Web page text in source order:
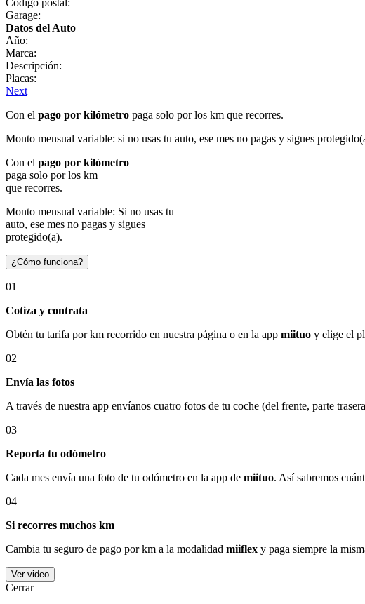
Garage:
Datos del Auto
Año:
Marca:
Descripción:
Placas:
Next
Con el pago por kilómetro paga solo por los km que recorres.
Monto mensual variable: si no usas tu auto, ese mes no pagas y sigues
Con el pago por kilómetro
paga solo por los km
que recorres.
Monto mensual variable: Si no usas tu
auto, ese mes no pagas y sigues
protegido(a).
¿Cómo funciona?
01
Cotiza y contrata
Obtén tu tarifa por km recorrido en nuestra página o en la app miituo y elige el
02
Envía las fotos
A través de nuestra app envíanos cuatro fotos de tu coche (del frente, parte
03
Reporta tu odómetro
Cada mes envía una foto de tu odómetro en la app de miituo. Así sabremos
04
Si recorres muchos km
Cambia tu seguro de pago por km a la modalidad miiflex y paga siempre la
Ver video
Cerrar